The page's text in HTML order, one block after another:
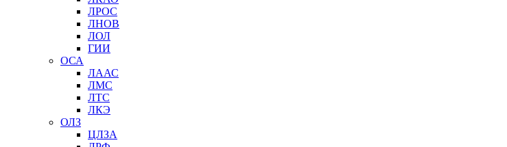
ЛРОС
ЛНОВ
ЛОЛ
ГИИ
ОСА
ЛААС
ЛМС
ЛТС
ЛКЭ
ОЛЗ
ЦЛЗА